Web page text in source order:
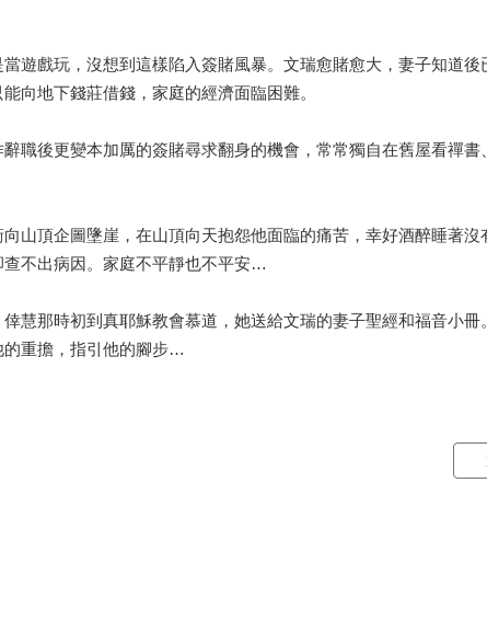
遊戲玩，沒想到這樣陷入簽賭風暴。文瑞愈賭愈大，妻子知道後
向地下錢莊借錢，家庭的經濟面臨困難。
職後更變本加厲的簽賭尋求翻身的機會，常常獨自在舊屋看禪書
山頂企圖墬崖，在山頂向天抱怨他面臨的痛苦，幸好酒醉睡著沒
不出病因。家庭不平靜也不平安…
慧那時初到真耶穌教會慕道，她送給文瑞的妻子聖經和福音小冊
的重擔，指引他的腳步…